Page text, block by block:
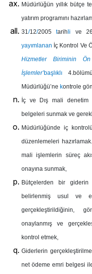
Müdürlüğün yıllık bütçe
yatırım programını
31 /12/2005tarihli ve
yayımlanan İç Kontrol Ve
Hizmetler Biriminin
İşlemler’başlıklı
Müdürlüğü’ne kontrole
İç ve Dış mali denetim
belgeleri sunmak ve
Müdürlüğünde iç
düzenlemeleri
mali işlemlerin süreç
onayına sunmak,
Bütçelerden bir
belirlenmiş usul ve
gerçekleştirildiğinin,
onaylanmış ve
kontrol etmek,
Giderlerin
net ödeme emri belgesi